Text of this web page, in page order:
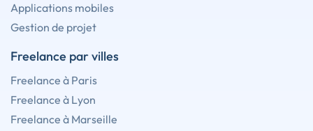
Applications mobiles
Gestion de projet
Freelance par villes
Freelance à Paris
Freelance à Lyon
Freelance à Marseille